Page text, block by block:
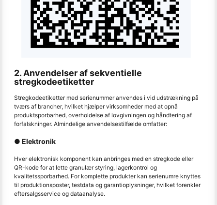
2. Anvendelser af sekventielle
stregkodeetiketter
Stregkodeetiketter med serienummer anvendes i vid udstrækning på
tværs af brancher, hvilket hjælper virksomheder med at opnå
produktsporbarhed, overholdelse af lovgivningen og håndtering af
forfalskninger. Almindelige anvendelsestilfælde omfatter:
● Elektronik
Hver elektronisk komponent kan anbringes med en stregkode eller
QR-kode for at lette granulær styring, lagerkontrol og
kvalitetssporbarhed. For komplette produkter kan serienumre knyttes
til produktionsposter, testdata og garantioplysninger, hvilket forenkler
eftersalgsservice og dataanalyse.